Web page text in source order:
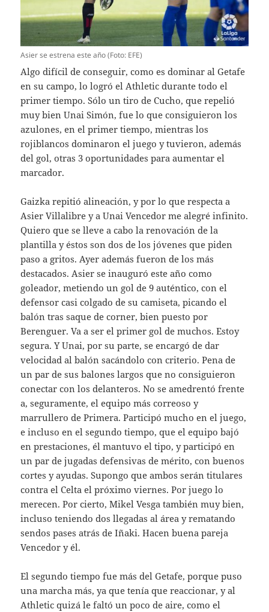
Asier se estrena este año (Foto: EFE)
Algo difícil de conseguir, como es dominar al Getafe
en su campo, lo logró el Athletic durante todo el
primer tiempo. Sólo un tiro de Cucho, que repelió
muy bien Unai Simón, fue lo que consiguieron los
azulones, en el primer tiempo, mientras los
rojiblancos dominaron el juego y tuvieron, además
del gol, otras 3 oportunidades para aumentar el
marcador.
Gaizka repitió alineación, y por lo que respecta a
Asier Villalibre y a Unai Vencedor me alegré infinito.
Quiero que se lleve a cabo la renovación de la
plantilla y éstos son dos de los jóvenes que piden
paso a gritos. Ayer además fueron de los más
destacados. Asier se inauguró este año como
goleador, metiendo un gol de 9 auténtico, con el
defensor casi colgado de su camiseta, picando el
balón tras saque de corner, bien puesto por
Berenguer. Va a ser el primer gol de muchos. Estoy
segura. Y Unai, por su parte, se encargó de dar
velocidad al balón sacándolo con criterio. Pena de
un par de sus balones largos que no consiguieron
conectar con los delanteros. No se amedrentó frente
a, seguramente, el equipo más correoso y
marrullero de Primera. Participó mucho en el juego,
e incluso en el segundo tiempo, que el equipo bajó
en prestaciones, él mantuvo el tipo, y participó en
un par de jugadas defensivas de mérito, con buenos
cortes y ayudas. Supongo que ambos serán titulares
contra el Celta el próximo viernes. Por juego lo
merecen. Por cierto, Mikel Vesga también muy bien,
incluso teniendo dos llegadas al área y rematando
sendos pases atrás de Iñaki. Hacen buena pareja
Vencedor y él.
El segundo tiempo fue más del Getafe, porque puso
una marcha más, ya que tenía que reaccionar, y al
Athletic quizá le faltó un poco de aire, como el